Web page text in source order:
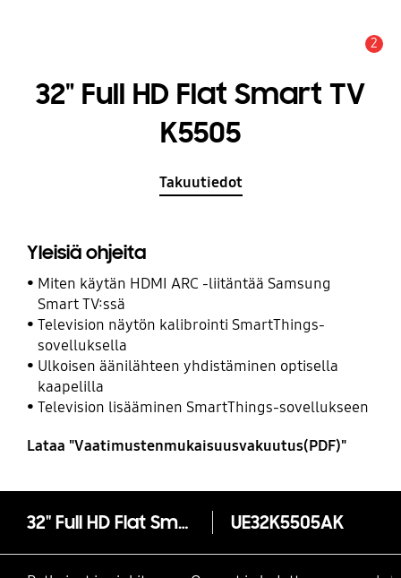
2
32" Full HD Flat Smart TV
K5505
Takuutiedot
Yleisiä ohjeita
Miten käytän HDMI ARC -liitäntää Samsung
Smart TV:ssä
Television näytön kalibrointi SmartThings-
sovelluksella
Ulkoisen äänilähteen yhdistäminen optisella
kaapelilla
Television lisääminen SmartThings-sovellukseen
Lataa "Vaatimustenmukaisuusvakuutus(PDF)"
32" Full HD Flat Smart TV K5505 UE32K5505AK